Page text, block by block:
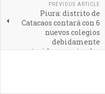
PREVIOUS ARTICLE
Piura: distrito de
Catacaos contará con 6
nuevos colegios
debidamente
construidos y equipados